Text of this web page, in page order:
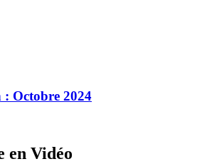
: Octobre 2024
en Vidéo